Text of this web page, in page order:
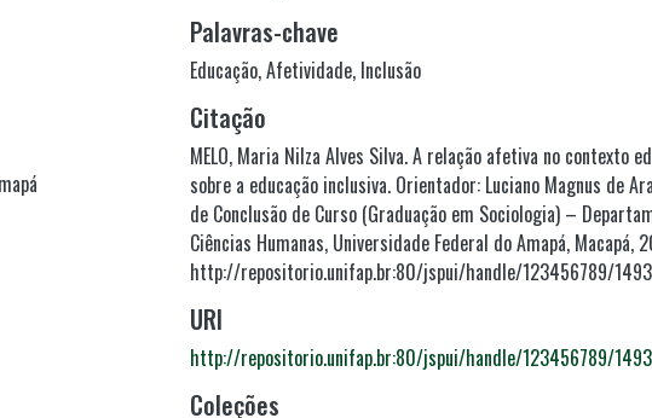
Palavras-chave
Educação,Afetividade, Inclusão
Citação
MELO, Maria Nilza Alves Silva. A relação afetiva no contexto
sobre a educação inclusiva. Orientador: Luciano Magnus de
de Conclusão de Curso (Graduação em Sociologia) –
Ciências Humanas, Universidade Federal do Amapá, Macapá,
http://repositorio.unifap.br:80/jspui/handle/123456789/
URI
http://repositorio.unifap.br:80/jspui/handle/123456789/1493
Coleções